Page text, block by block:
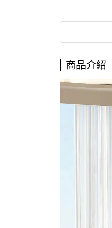
商品介紹